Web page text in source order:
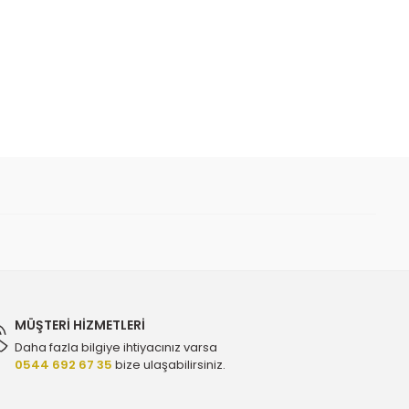
- Hella Hel-5Da 193 175-651 - 1208063
MÜŞTERİ HİZMETLERİ
Daha fazla bilgiye ihtiyacınız varsa
0544 692 67 35 bize ulaşabilirsiniz.